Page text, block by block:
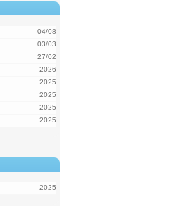
04/08
03/03
27/02
2026
2025
2025
2025
2025
2025